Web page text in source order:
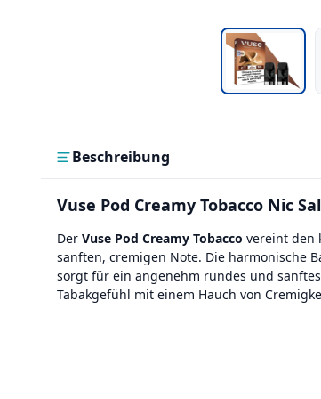
Beschreibung
Vuse Pod Creamy Tobacco Nic
Der Vuse Pod Creamy Tobacco vereint den
sanften, cremigen Note. Die harmonische
sorgt für ein angenehm rundes und
Tabakgefühl mit einem Hauch von